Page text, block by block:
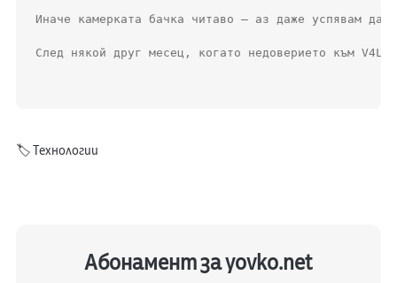
Иначе камерката бачка читаво – аз даже успявам да
След някой друг месец, когато недоверието към
🏷️Технологии
Абонамент за yovko.net